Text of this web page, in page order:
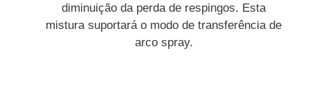
diminuição da perda de respingos. Esta
mistura suportará o modo de transferência de
arco spray.